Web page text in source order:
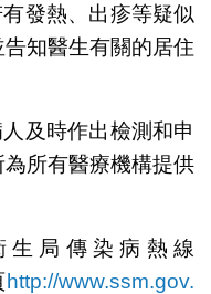
發熱、出疹等疑似
知醫生有關的居住
及時作出檢測和申
所有醫療機構提供
生局傳染病熱線
http://www.ssm.gov.